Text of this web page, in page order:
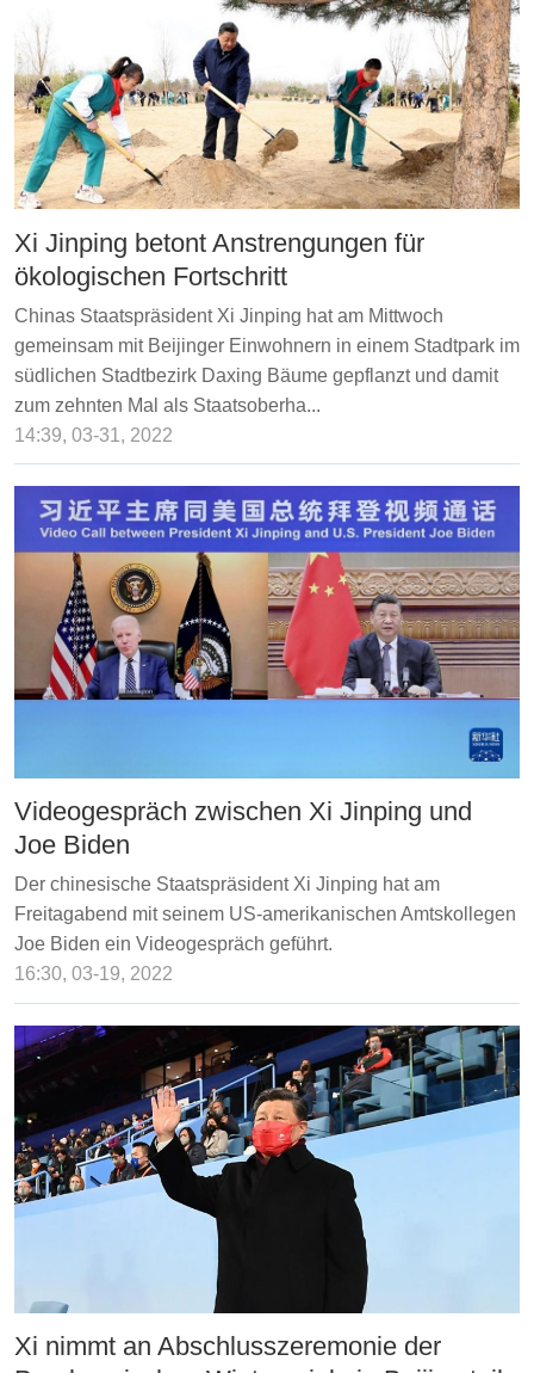
Xi Jinping betont Anstrengungen für
ökologischen Fortschritt
Chinas Staatspräsident Xi Jinping hat am Mittwoch
gemeinsam mit Beijinger Einwohnern in einem Stadtpark im
südlichen Stadtbezirk Daxing Bäume gepflanzt und damit
zum zehnten Mal als Staatsoberha...
14:39, 03-31, 2022
Videogespräch zwischen Xi Jinping und
Joe Biden
Der chinesische Staatspräsident Xi Jinping hat am
Freitagabend mit seinem US-amerikanischen Amtskollegen
Joe Biden ein Videogespräch geführt.
16:30, 03-19, 2022
Xi nimmt an Abschlusszeremonie der